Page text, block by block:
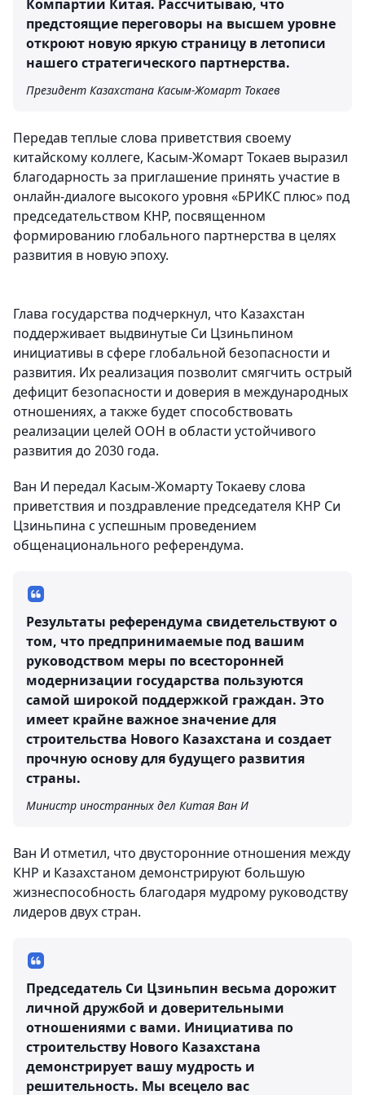
Компартии Китая. Рассчитываю, что
предстоящие переговоры на высшем уровне
откроют новую яркую страницу в летописи
нашего стратегического партнерства.
Президент Казахстана Касым-Жомарт Токаев
Передав теплые слова приветствия своему
китайскому коллеге, Касым-Жомарт Токаев выразил
благодарность за приглашение принять участие в
онлайн-диалоге высокого уровня «БРИКС плюс» под
председательством КНР, посвященном
формированию глобального партнерства в целях
развития в новую эпоху.
Глава государства подчеркнул, что Казахстан
поддерживает выдвинутые Си Цзиньпином
инициативы в сфере глобальной безопасности и
развития. Их реализация позволит смягчить острый
дефицит безопасности и доверия в международных
отношениях, а также будет способствовать
реализации целей ООН в области устойчивого
развития до 2030 года.
Ван И передал Касым-Жомарту Токаеву слова
приветствия и поздравление председателя КНР Си
Цзиньпина с успешным проведением
общенационального референдума.
Результаты референдума свидетельствуют о
том, что предпринимаемые под вашим
руководством меры по всесторонней
модернизации государства пользуются
самой широкой поддержкой граждан. Это
имеет крайне важное значение для
строительства Нового Казахстана и создает
прочную основу для будущего развития
страны.
Министр иностранных дел Китая Ван И
Ван И отметил, что двусторонние отношения между
КНР и Казахстаном демонстрируют большую
жизнеспособность благодаря мудрому руководству
лидеров двух стран.
Председатель Си Цзиньпин весьма дорожит
личной дружбой и доверительными
отношениями с вами. Инициатива по
строительству Нового Казахстана
демонстрирует вашу мудрость и
решительность. Мы всецело вас